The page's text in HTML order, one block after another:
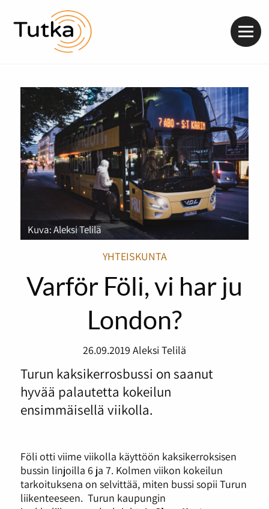
Kuva: Aleksi Telilä
YHTEISKUNTA
Varför Föli, vi har ju
London?
26.09.2019 Aleksi Telilä
Turun kaksikerrosbussi on saanut
hyvää palautetta kokeilun
ensimmäisellä viikolla.
Föli otti viime viikolla käyttöön kaksikerroksisen
bussin linjoilla 6 ja 7. Kolmen viikon kokeilun
tarkoituksena on selvittää, miten bussi sopii Turun
liikenteeseen. Turun kaupungin